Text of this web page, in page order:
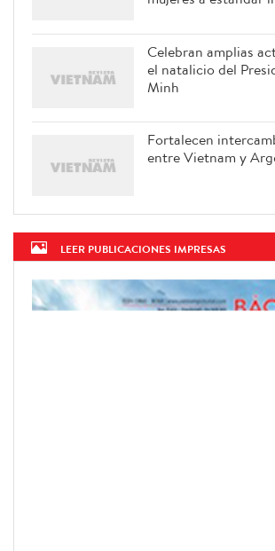
mujeres a estándar
Celebran amplias
Minh
LEER PUBLICACIONES IMPRESAS